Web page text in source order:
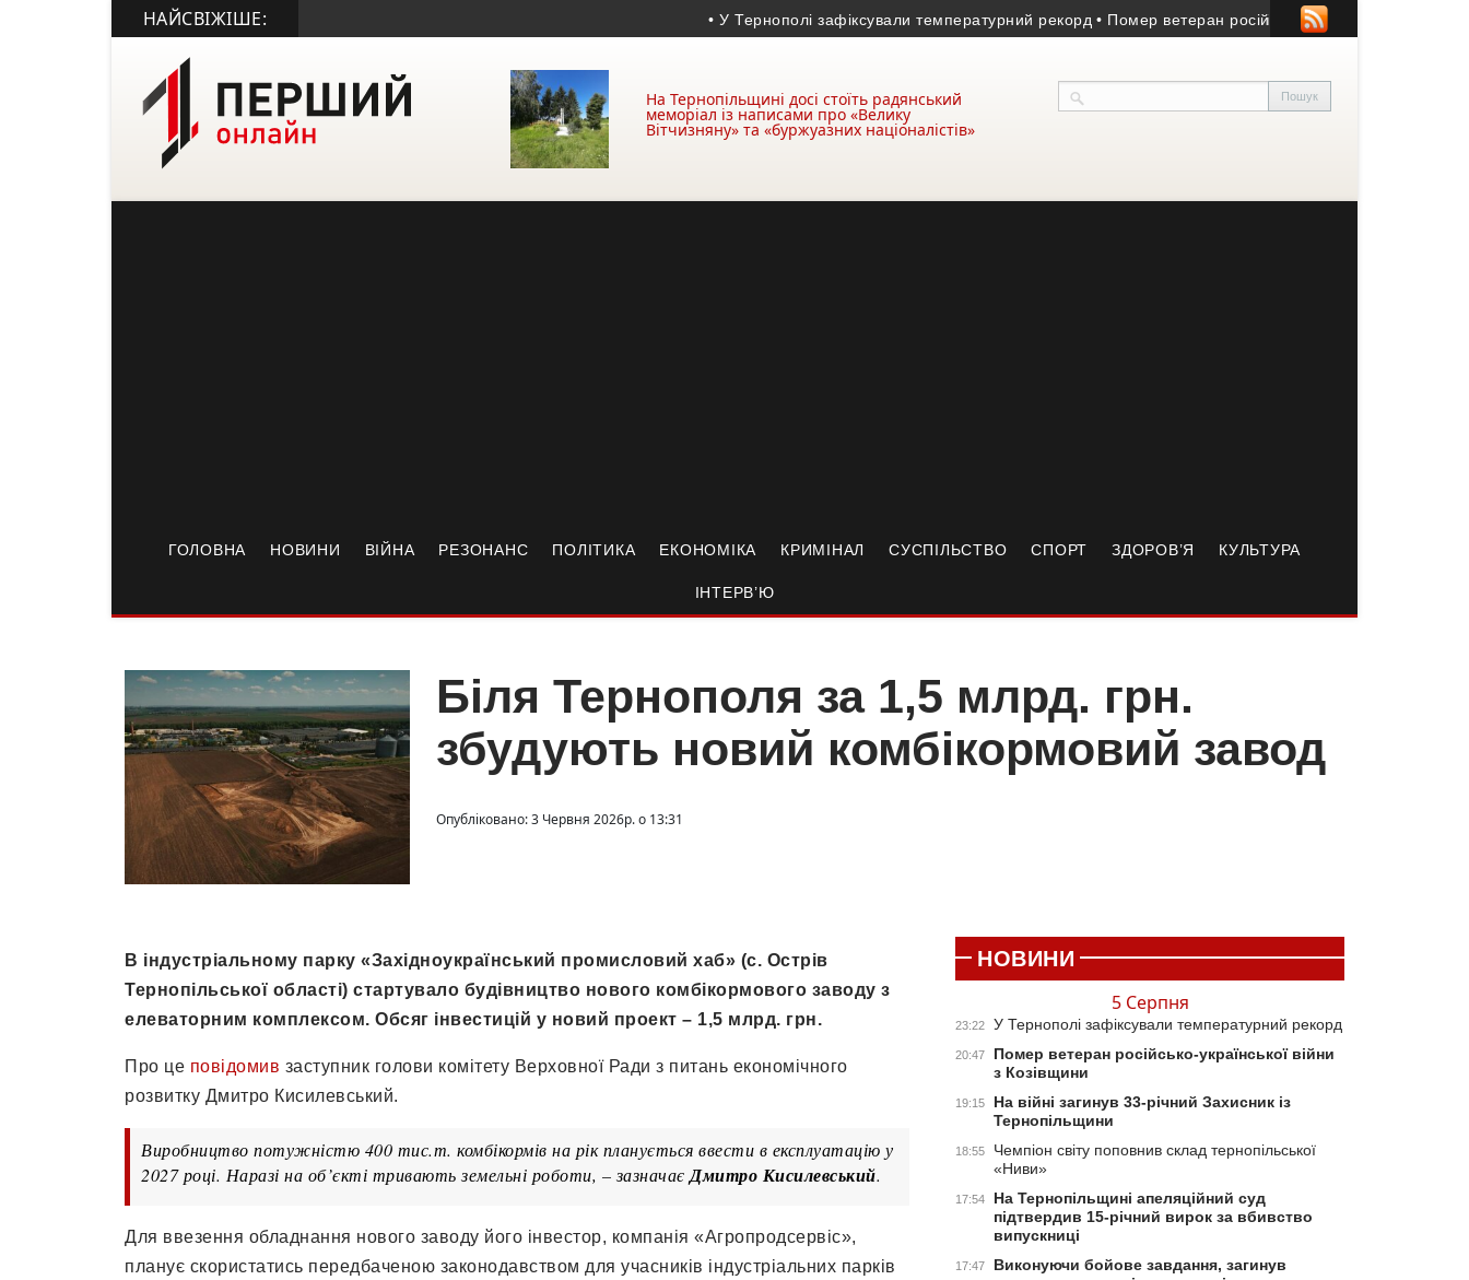
НАЙСВІЖІШЕ: • У Тернополі зафіксували температурний рекорд • Помер ветеран російсько-української війни з
На Тернопільщині досі стоїть радянський
меморіал із написами про «Велику
Вітчизняну» та «буржуазних націоналістів»
ГОЛОВНА НОВИНИ ВІЙНА РЕЗОНАНС ПОЛІТИКА ЕКОНОМІКА КРИМІНАЛ СУСПІЛЬСТВО СПОРТ ЗДОРОВ’Я КУЛЬТУРА
ІНТЕРВ’Ю
Біля Тернополя за 1,5 млрд. грн.
збудують новий комбікормовий завод
Опубліковано: 3 Червня 2026р. о 13:31
В індустріальному парку «Західноукраїнський промисловий хаб» (с. Острів
Тернопільської області) стартувало будівництво нового комбікормового заводу з
елеваторним комплексом. Обсяг інвестицій у новий проект – 1,5 млрд. грн.
Про це повідомив заступник голови комітету Верховної Ради з питань економічного
розвитку Дмитро Кисилевський.
Виробництво потужністю 400 тис.т. комбікормів на рік планується ввести в експлуатацію у
2027 році. Наразі на об’єкті тривають земельні роботи, – зазначає Дмитро Кисилевський.
Для ввезення обладнання нового заводу його інвестор, компанія «Агропродсервіс»,
планує скористатись передбаченою законодавством для учасників індустріальних парків
НОВИНИ
5 Серпня
23:22 У Тернополі зафіксували температурний рекорд
20:47
Помер ветеран російсько-української війни
з Козівщини
19:15
На війні загинув 33-річний Захисник із
Тернопільщини
18:55
Чемпіон світу поповнив склад тернопільської
«Ниви»
17:54
На Тернопільщині апеляційний суд
підтвердив 15-річний вирок за вбивство
випускниці
17:47
Виконуючи бойове завдання, загинув